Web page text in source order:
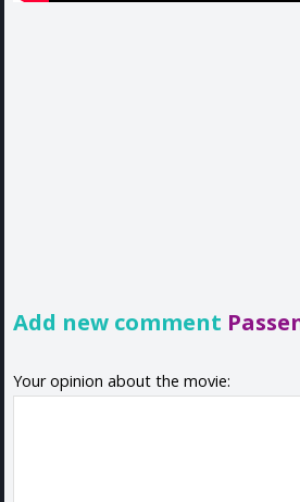
Add new comment
Your opinion about the movie: